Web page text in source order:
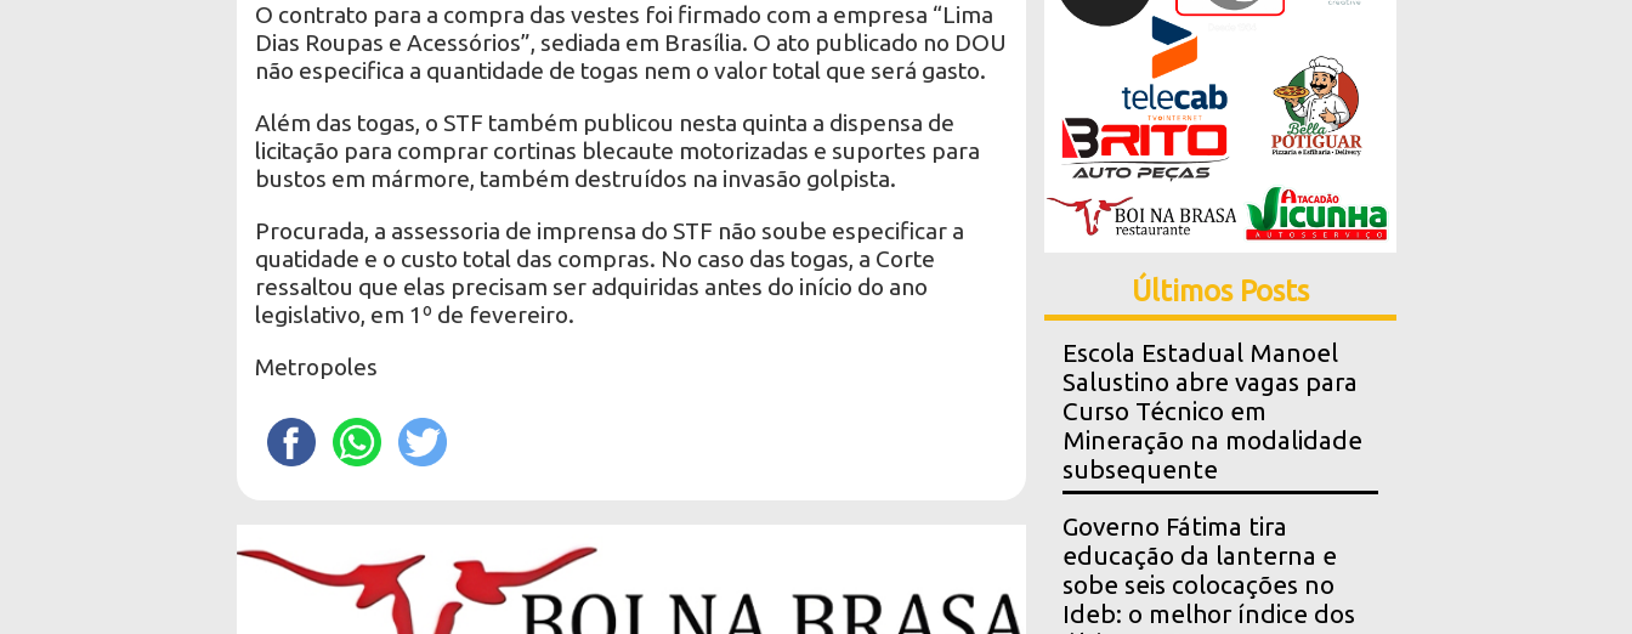
O contrato para a compra das vestes foi firmado com a empresa “Lima
Dias Roupas e Acessórios”, sediada em Brasília. O ato publicado no DOU
não especifica a quantidade de togas nem o valor total que será gasto.
Além das togas, o STF também publicou nesta quinta a dispensa de
licitação para comprar cortinas blecaute motorizadas e suportes para
bustos em mármore, também destruídos na invasão golpista.
Procurada, a assessoria de imprensa do STF não soube especificar a
quatidade e o custo total das compras. No caso das togas, a Corte
ressaltou que elas precisam ser adquiridas antes do início do ano
legislativo, em 1º de fevereiro.
Metropoles
Últimos Posts
Escola Estadual Manoel
Salustino abre vagas para
Curso Técnico em
Mineração na modalidade
subsequente
Governo Fátima tira
educação da lanterna e
sobe seis colocações no
Ideb: o melhor índice dos